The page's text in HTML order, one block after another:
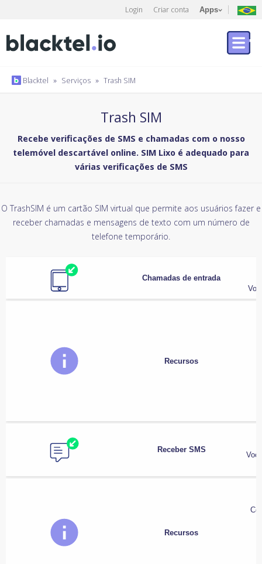
Login Criar conta Apps
Blacktel » Serviços » Trash SIM
Trash SIM
Recebe verificações de SMS e chamadas com o nosso
telemóvel descartável online. SIM Lixo é adequado para
várias verificações de SMS
O TrashSIM é um cartão SIM virtual que permite aos usuários fazer e
receber chamadas e mensagens de texto com um número de
telefone temporário.
Chamadas de entrada
Recursos
Receber SMS
Recursos